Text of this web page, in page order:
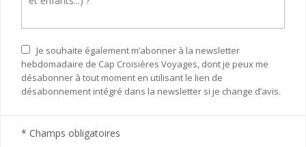
Je souhaite également m’abonner à la newsletter
hebdomadaire de Cap Croisières Voyages, dont je peux me
désabonner à tout moment en utilisant le lien de
désabonnement intégré dans la newsletter si je change d’avis.
* Champs obligatoires